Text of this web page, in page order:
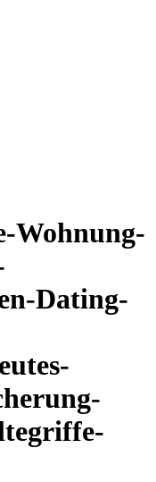
Wohnung-
Dating-